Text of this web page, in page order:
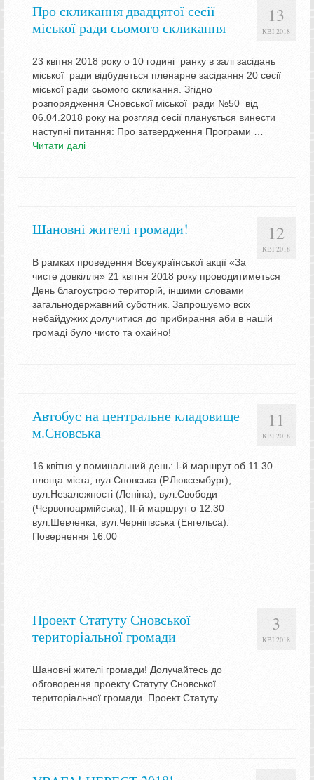
13
КВІ 2018
Про скликання двадцятої сесії
міської ради сьомого скликання
23 квітня 2018 року о 10 годині ранку в залі засідань
міської ради відбудеться пленарне засідання 20 сесії
міської ради сьомого скликання. Згідно
розпорядження Сновської міської ради №50 від
06.04.2018 року на розгляд сесії планується винести
наступні питання: Про затвердження Програми …
Читати далі
12
КВІ 2018
Шановні жителі громади!
В рамках проведення Всеукраїнської акції «За
чисте довкілля» 21 квітня 2018 року проводитиметься
День благоустрою територій, іншими словами
загальнодержавний суботник. Запрошуємо всіх
небайдужих долучитися до прибирання аби в нашій
громаді було чисто та охайно!
11
КВІ 2018
Автобус на центральне кладовище
м.Сновська
16 квітня у поминальний день: І-й маршрут об 11.30 –
площа міста, вул.Сновська (Р.Люксембург),
вул.Незалежності (Леніна), вул.Свободи
(Червоноармійська); ІІ-й маршрут о 12.30 –
вул.Шевченка, вул.Чернігівська (Енгельса).
Повернення 16.00
3
КВІ 2018
Проект Статуту Сновської
територіальної громади
Шановні жителі громади! Долучайтесь до
обговорення проекту Статуту Сновської
територіальної громади. Проект Статуту